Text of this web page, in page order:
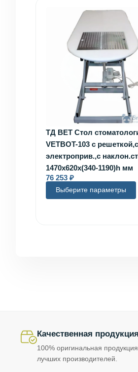
ТД ВЕТ Стол
VETBOT-103 с решеткой,с
электроприв.,с
1470x620x(340-1190)h мм
76 253 ₽
Выберите параметры
Качественная продукция
100% оригинальная
лучших производителей.